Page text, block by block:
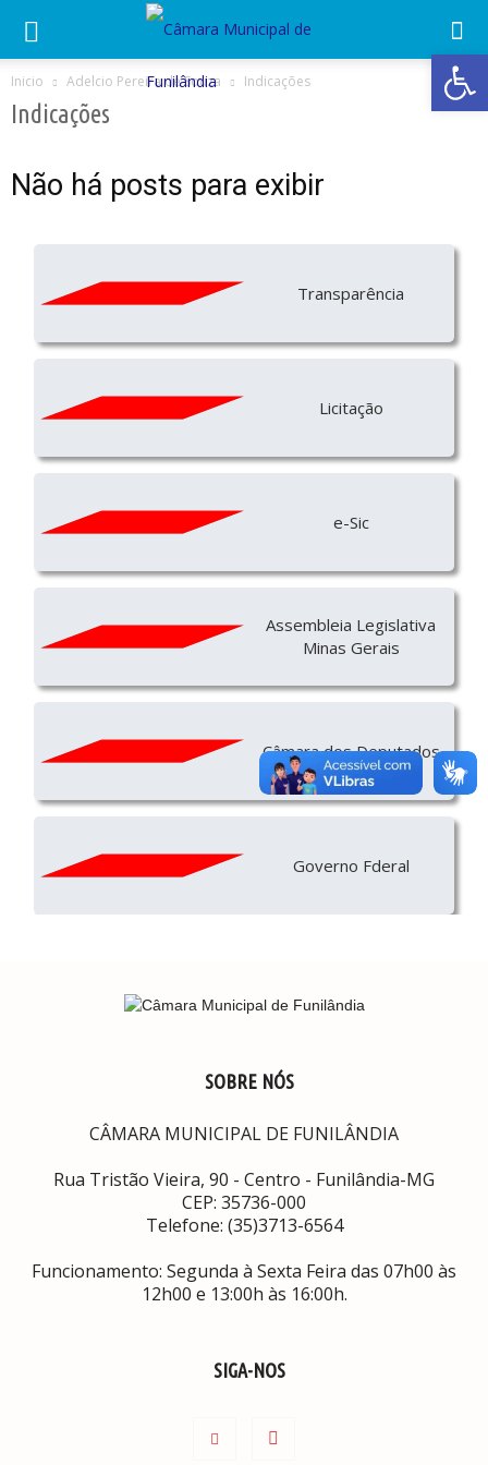
Abrir
Inicio Adelcio Pereira de Souza Indicações
Indicações
Não há posts para exibir
Transparência
Licitação
e-Sic
Assembleia Legislativa
Minas Gerais
Câmara dos Deputados
Governo Fderal
SOBRE NÓS
CÂMARA MUNICIPAL DE FUNILÂNDIA
Rua Tristão Vieira, 90 - Centro - Funilândia-MG
CEP: 35736-000
Telefone: (35)3713-6564
Funcionamento: Segunda à Sexta Feira das 07h00 às
12h00 e 13:00h às 16:00h.
SIGA-NOS